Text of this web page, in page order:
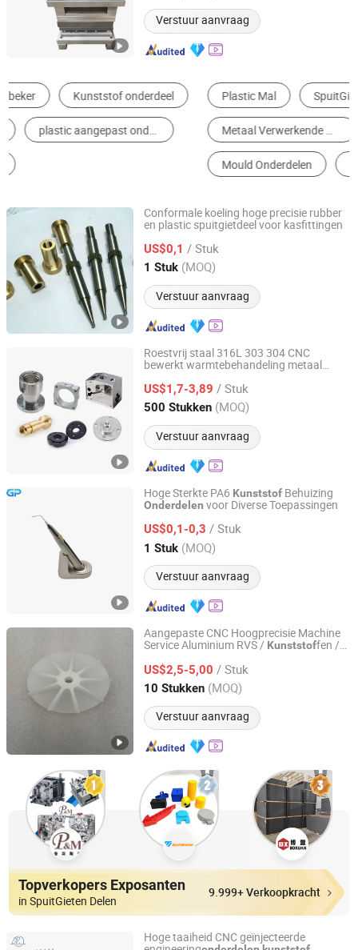
Verstuur aanvraag
Plastic Mal SpuitGieten Delen
Metaal Verwerkende Machine Onderdelen Andere Plastic Producten
Plastic Machinery Parts
Conformale koeling hoge precisie rubber
en plastic spuitgietdeel voor kasfittingen
US$0,1 / Stuk
1 Stuk (MOQ)
Verstuur aanvraag
Qingdao Infinite Precision Machinery Co., Ltd.
Shandong, China Sinds 2026
Roestvrij staal 316L 303 304 CNC
bewerkt warmtebehandeling metaal
bewerkingscentrum frezen draaien
onderdeel
US$1,7-3,89 / Stuk
500 Stukken (MOQ)
Verstuur aanvraag
Shandong Dechengxin Metal Products Co., Ltd.
Shandong, China Sinds 2020
Hoge Sterkte PA6 Kunststof Behuizing
Onderdelen voor Diverse Toepassingen
US$0,1-0,3 / Stuk
1 Stuk (MOQ)
Verstuur aanvraag
GREAT POWER INDUSTRIES LIMITED
Guangdong, China Sinds 2025
Aangepaste CNC Hoogprecisie Machine
Service Aluminium RVS / Kunststoffen /
US$2,5-5,00 / Stuk
10 Stukken (MOQ)
Verstuur aanvraag
Wuxi Derf Precision Machinery Co., Ltd.
Jiangsu, China Sinds 2018
Topverkopers Exposanten
in SpuitGieten Delen
9.999+ Verkoopkracht
Hoge taaiheid CNC geïnjecteerde